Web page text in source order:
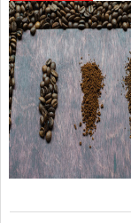
冬天送什么礼物给
好）